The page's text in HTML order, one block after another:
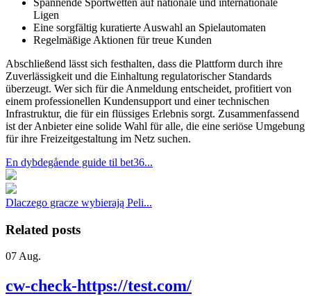
Ligen
Eine sorgfältig kuratierte Auswahl an Spielautomaten
Regelmäßige Aktionen für treue Kunden
Abschließend lässt sich festhalten, dass die Plattform durch ihre
Zuverlässigkeit und die Einhaltung regulatorischer Standards
überzeugt. Wer sich für die Anmeldung entscheidet, profitiert von
einem professionellen Kundensupport und einer technischen
Infrastruktur, die für ein flüssiges Erlebnis sorgt. Zusammenfassend
ist der Anbieter eine solide Wahl für alle, die eine seriöse Umgebung
für ihre Freizeitgestaltung im Netz suchen.
En dybdegående guide til bet36...
Dlaczego gracze wybierają Peli...
Related posts
07 Aug.
cw-check-https://test.com/